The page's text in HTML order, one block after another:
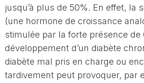
jusqu’à plus de 50%. En effet, la
(une hormone de croissance
stimulée par la forte présence de
développement d’un diabète
diabète mal pris en charge ou
tardivement peut provoquer, par